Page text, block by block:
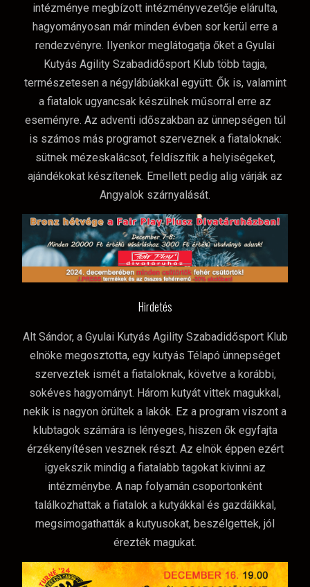
intézménye megbízott intézményvezetője elárulta,
hagyományosan már minden évben sor kerül erre a
rendezvényre. Ilyenkor meglátogatja őket a Gyulai
Kutyás Agility Szabadidősport Klub több tagja,
természetesen a négylábúakkal együtt. Ők is, valamint
a fiatalok ugyancsak készülnek műsorral erre az
eseményre. Az adventi időszakban az ünnepségen túl
is számos más programot szerveznek a fiataloknak:
sütnek mézeskalácsot, feldíszítik a helyiségeket,
ajándékokat készítenek. Emellett pedig alig várják az
Angyalok szárnyalását.
Hirdetés
Alt Sándor, a Gyulai Kutyás Agility Szabadidősport Klub
elnöke megosztotta, egy kutyás Télapó ünnepséget
szerveztek ismét a fiataloknak, követve a korábbi,
sokéves hagyományt. Három kutyát vittek magukkal,
nekik is nagyon örültek a lakók. Ez a program viszont a
klubtagok számára is lényeges, hiszen ők egyfajta
érzékenyítésen vesznek részt. Az elnök éppen ezért
igyekszik mindig a fiatalabb tagokat kivinni az
intézménybe. A nap folyamán csoportonként
találkozhattak a fiatalok a kutyákkal és gazdáikkal,
megsimogathatták a kutyusokat, beszélgettek, jól
érezték magukat.